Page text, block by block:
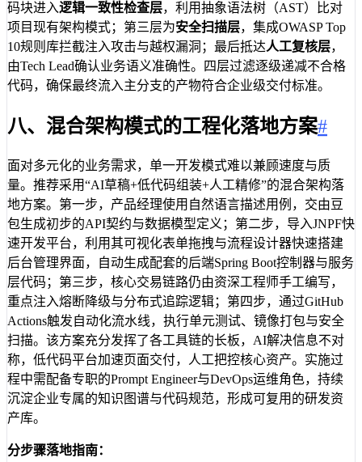
码块进入逻辑一致性检查层，利用抽象语法树（AST）比对
项目现有架构模式；第三层为安全扫描层，集成OWASP Top
10规则库拦截注入攻击与越权漏洞；最后抵达人工复核层，
由Tech Lead确认业务语义准确性。四层过滤逐级递减不合格
代码，确保最终流入主分支的产物符合企业级交付标准。
八、混合架构模式的工程化落地方案#
面对多元化的业务需求，单一开发模式难以兼顾速度与质
量。推荐采用“AI草稿+低代码组装+人工精修”的混合架构落
地方案。第一步，产品经理使用自然语言描述用例，交由豆
包生成初步的API契约与数据模型定义；第二步，导入JNPF快
速开发平台，利用其可视化表单拖拽与流程设计器快速搭建
后台管理界面，自动生成配套的后端Spring Boot控制器与服务
层代码；第三步，核心交易链路仍由资深工程师手工编写，
重点注入熔断降级与分布式追踪逻辑；第四步，通过GitHub
Actions触发自动化流水线，执行单元测试、镜像打包与安全
扫描。该方案充分发挥了各工具链的长板，AI解决信息不对
称，低代码平台加速页面交付，人工把控核心资产。实施过
程中需配备专职的Prompt Engineer与DevOps运维角色，持续
沉淀企业专属的知识图谱与代码规范，形成可复用的研发资
产库。
分步骤落地指南：